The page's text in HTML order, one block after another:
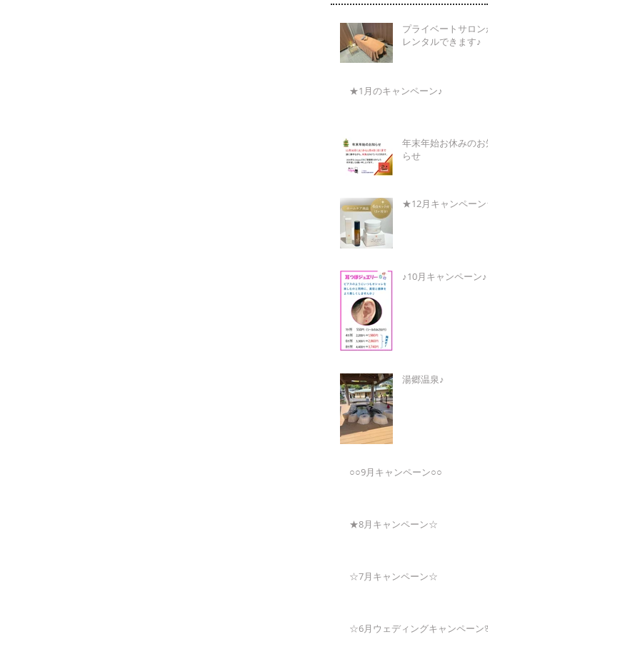
プライベートサロンが
レンタルできます♪
★1月のキャンペーン♪
年末年始お休みのお知
らせ
★12月キャンペーン★
♪10月キャンペーン♪
湯郷温泉♪
○○9月キャンペーン○○
★8月キャンペーン☆
☆7月キャンペーン☆
☆6月ウェディングキャンペーン🌸